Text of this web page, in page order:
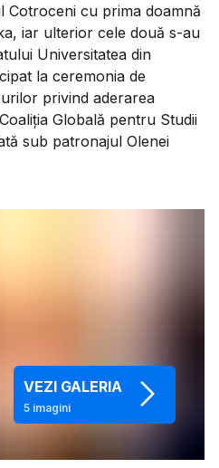
Cotroceni cu prima doamnă
iar ulterior cele două s-au
Universitatea din
la ceremonia de
privind aderarea
Globală pentru Studii
sub patronajul Olenei
VEZI GALERIA
5imagini